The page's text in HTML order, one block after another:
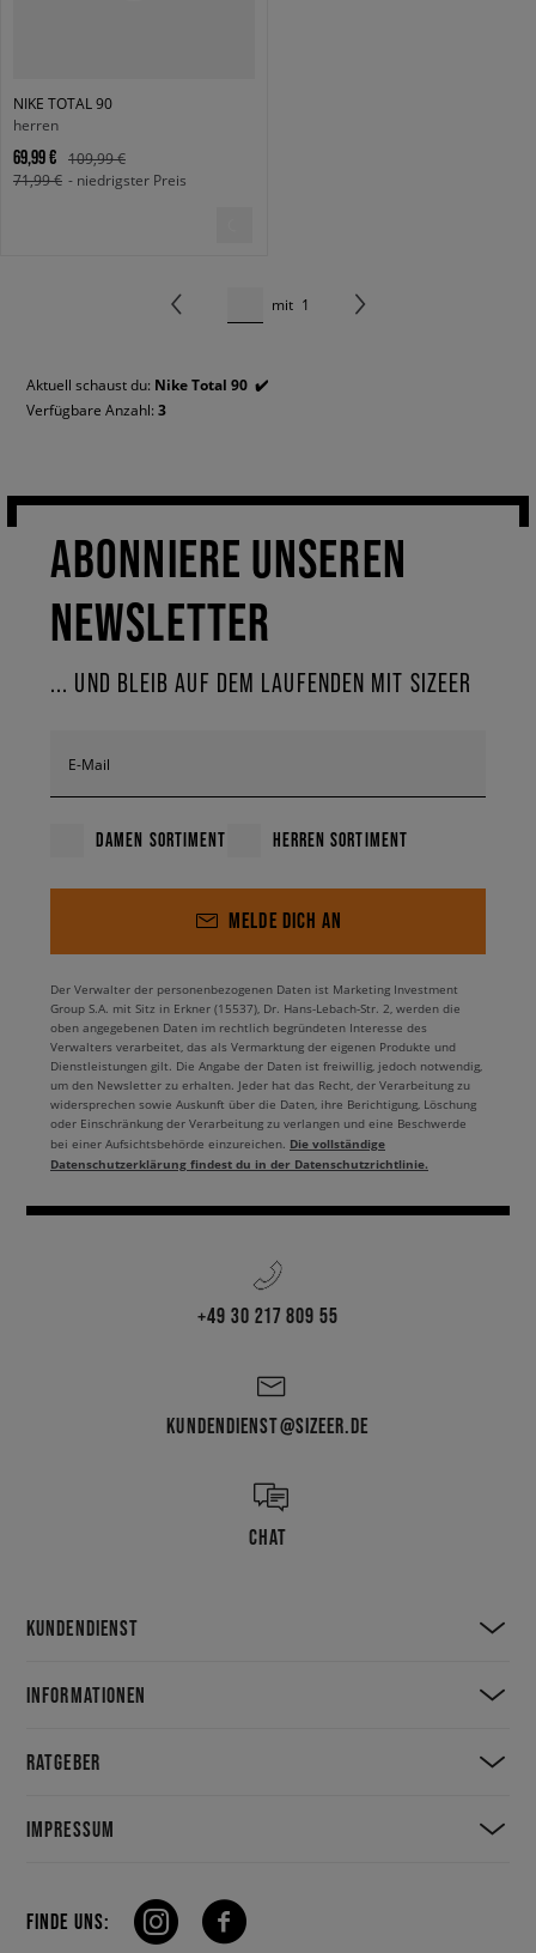
NIKE TOTAL 90
herren
69,99 €
109,99 €
71,99 € - niedrigster Preis
mit 1
Aktuell schaust du: Nike Total 90 ✔️
Verfügbare Anzahl: 3
ABONNIERE UNSEREN
NEWSLETTER
... UND BLEIB AUF DEM LAUFENDEN MIT SIZEER
E-Mail
DAMEN SORTIMENT HERREN SORTIMENT
MELDE DICH AN
Der Verwalter der personenbezogenen Daten ist Marketing Investment
Group S.A. mit Sitz in Erkner (15537), Dr. Hans-Lebach-Str. 2, werden die
oben angegebenen Daten im rechtlich begründeten Interesse des
Verwalters verarbeitet, das als Vermarktung der eigenen Produkte und
Dienstleistungen gilt. Die Angabe der Daten ist freiwillig, jedoch notwendig,
um den Newsletter zu erhalten. Jeder hat das Recht, der Verarbeitung zu
widersprechen sowie Auskunft über die Daten, ihre Berichtigung, Löschung
oder Einschränkung der Verarbeitung zu verlangen und eine Beschwerde
bei einer Aufsichtsbehörde einzureichen. Die vollständige
Datenschutzerklärung findest du in der Datenschutzrichtlinie.
+49 30 217 809 55
KUNDENDIENST@SIZEER.DE
CHAT
KUNDENDIENST
INFORMATIONEN
RATGEBER
IMPRESSUM
FINDE UNS: